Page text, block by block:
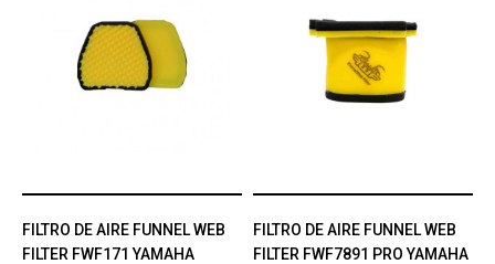
FILTRO DE AIRE FUNNEL WEB
FILTER FWF171 YAMAHA
FILTRO DE AIRE FUNNEL WEB
FILTER FWF7891 PRO YAMAHA